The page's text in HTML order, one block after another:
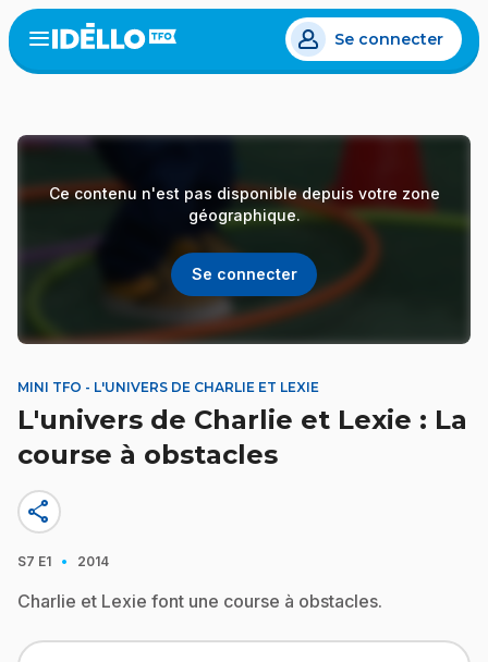
Aller
au
contenu
Open
menu
Se connecter
Ce contenu n'est pas disponible depuis votre zone
géographique.
Se connecter
MINI TFO - L'UNIVERS DE CHARLIE ET LEXIE
L'univers de Charlie et Lexie : La
course à obstacles
share
S7 E1 · 2014
Charlie et Lexie font une course à obstacles.